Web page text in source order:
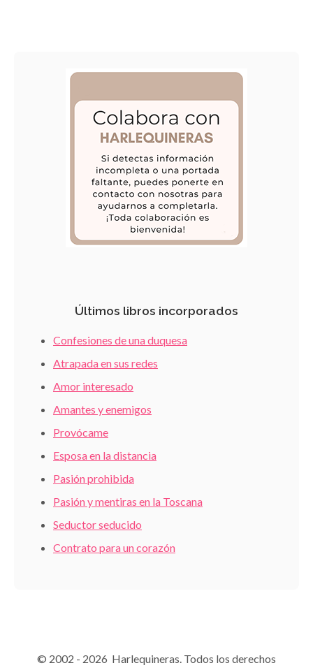
Últimos libros incorporados
Confesiones de una duquesa
Atrapada en sus redes
Amor interesado
Amantes y enemigos
Provócame
Esposa en la distancia
Pasión prohibida
Pasión y mentiras en la Toscana
Seductor seducido
Contrato para un corazón
© 2002 - 2026 Harlequineras. Todos los derechos